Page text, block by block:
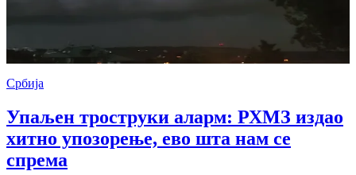
Србија
Упаљен троструки аларм: РХМЗ издао
хитно упозорење, ево шта нам се
спрема